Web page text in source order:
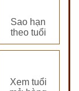
Sao hạn
theo tuổi
Xem tuổi